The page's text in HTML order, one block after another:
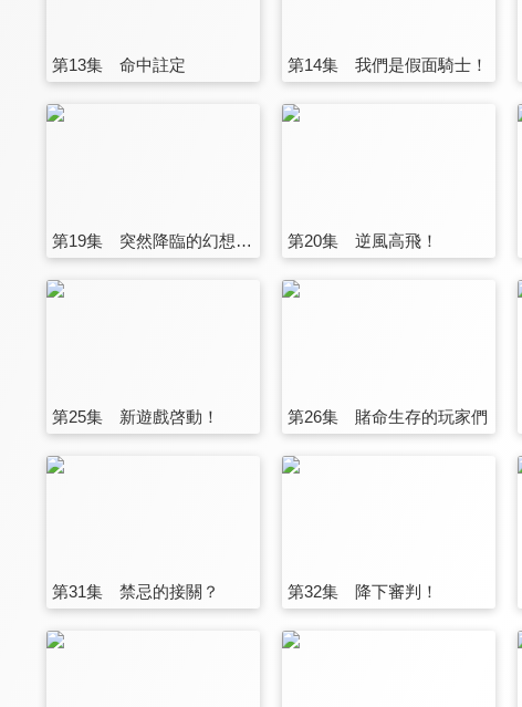
第13集 命中註定 第14集 我們是假面騎士！
第19集 突然降臨的幻想！？ 第20集 逆風高飛！
第25集 新遊戲啓動！ 第26集 賭命生存的玩家們
第31集 禁忌的接關？ 第32集 降下審判！